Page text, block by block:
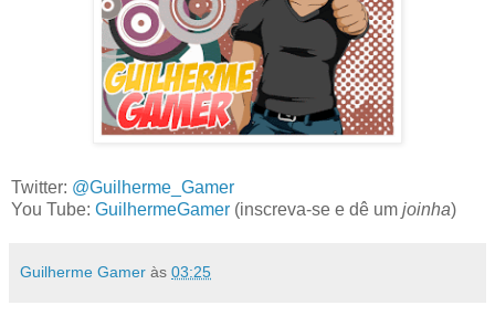
Twitter: @Guilherme_Gamer
You Tube: GuilhermeGamer (inscreva-se e dê um joinha)
Guilherme Gamer às 03:25